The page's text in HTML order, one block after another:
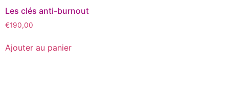
Les clés anti-burnout
€190,00
Ajouter au panier